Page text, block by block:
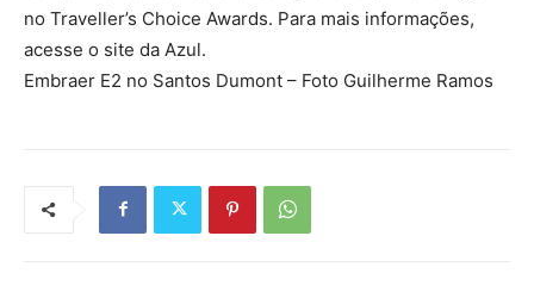
no Traveller’s Choice Awards. Para mais informações,
acesse o site da Azul.
Embraer E2 no Santos Dumont – Foto Guilherme Ramos